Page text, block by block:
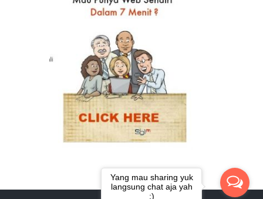
Yang mau sharing yuk
langsung chat aja yah
:)